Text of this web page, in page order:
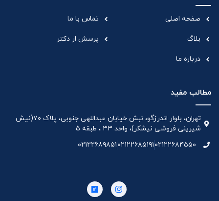
صفحه اصلی
بلاگ
درباره ما
تماس با ما
پرسش از دکتر
مطالب مفید
تهران، بلوار اندرزگو، نبش خیابان عبداللهی جنوبی، پلاک ۷۰(نیش
شیرینی فروشی نیشکر)، واحد ۳۳ ، طبقه ۵
۰۲۱۲۲۶۸۴۵۵۰۰۲۱۲۲۶۸۵۱۹۱۰۲۱۲۲۶۸۹۸۵۱